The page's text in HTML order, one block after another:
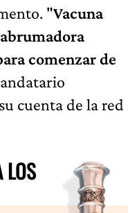
"Vacuna
comenzar de
cuenta de la red
LOS